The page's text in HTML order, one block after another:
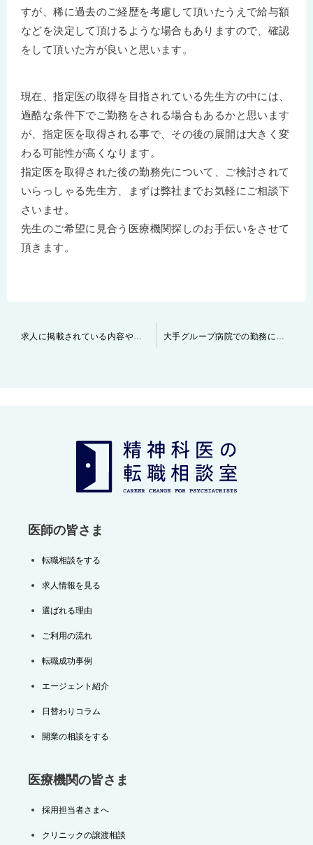
すが、稀に過去のご経歴を考慮して頂いたうえで給与額
などを決定して頂けるような場合もありますので、確認
をして頂いた方が良いと思います。
現在、指定医の取得を目指されている先生方の中には、
過酷な条件下でご勤務をされる場合もあるかと思います
が、指定医を取得される事で、その後の展開は大きく変
わる可能性が高くなります。
指定医を取得された後の勤務先について、ご検討されて
いらっしゃる先生方、まずは弊社までお気軽にご相談下
さいませ。
先生のご希望に見合う医療機関探しのお手伝いをさせて
頂きます。
求人に掲載されている内容や条件は良くなる事がある ～～精神科医の転職活動～～ 大手グループ病院での勤務について ～～医師の勤務・転職事情～～
医師の皆さま
転職相談をする
求人情報を見る
選ばれる理由
ご利用の流れ
転職成功事例
エージェント紹介
日替わりコラム
開業の相談をする
医療機関の皆さま
採用担当者さまへ
クリニックの譲渡相談